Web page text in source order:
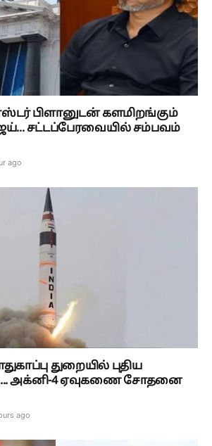
பிளானுடன் களமிறங்கும்
சட்டப்பேரவையில் சம்பவம்
ago
துறையில் புதிய
அக்னி-4 ஏவுகணை சோதனை
ago